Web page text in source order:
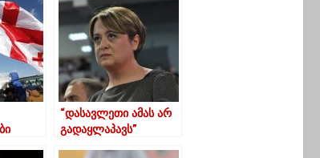
“დასავლეთი ამას არ
გადაყლაპავს”